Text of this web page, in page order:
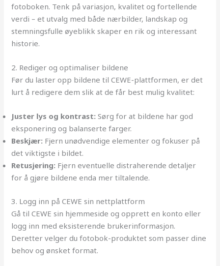
fotoboken. Tenk på variasjon, kvalitet og fortellende
verdi – et utvalg med både nærbilder, landskap og
stemningsfulle øyeblikk skaper en rik og interessant
historie.
2. Rediger og optimaliser bildene
Før du laster opp bildene til CEWE-plattformen, er det
lurt å redigere dem slik at de får best mulig kvalitet:
Juster lys og kontrast: Sørg for at bildene har god
eksponering og balanserte farger.
Beskjær: Fjern unødvendige elementer og fokuser på
det viktigste i bildet.
Retusjering: Fjern eventuelle distraherende detaljer
for å gjøre bildene enda mer tiltalende.
3. Logg inn på CEWE sin nettplattform
Gå til CEWE sin hjemmeside og opprett en konto eller
logg inn med eksisterende brukerinformasjon.
Deretter velger du fotobok-produktet som passer dine
behov og ønsket format.